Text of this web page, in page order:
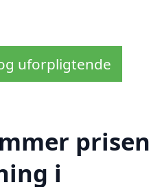
uforpligtende
prisen
i